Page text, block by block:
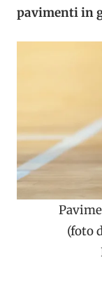
pavimenti in
(foto